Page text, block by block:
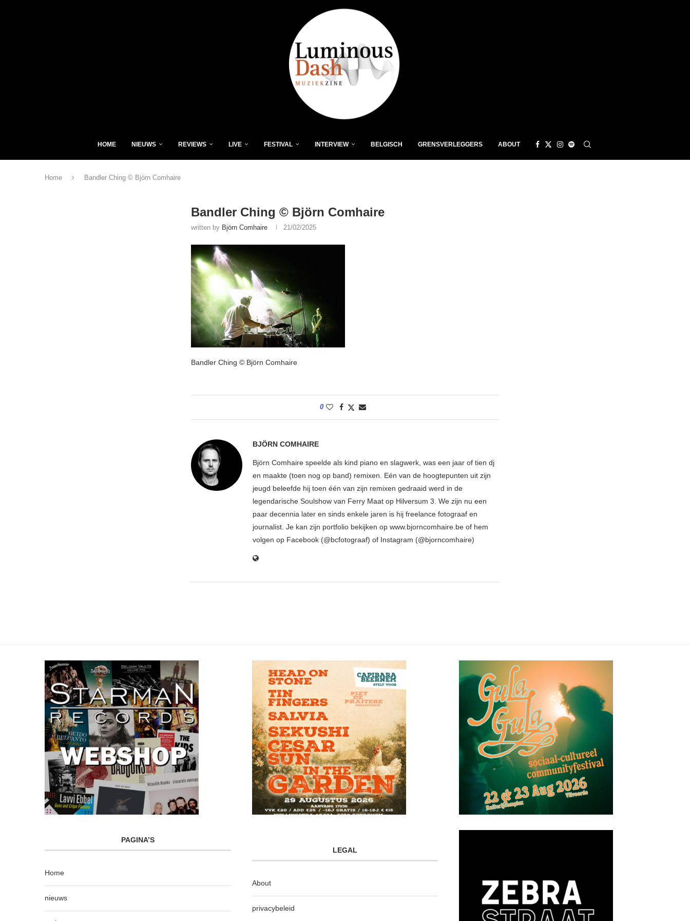
HOME NIEUWS REVIEWS LIVE FESTIVAL INTERVIEW BELGISCH GRENSVERLEGGERS ABOUT
Home Bandler Ching © Björn Comhaire
Bandler Ching © Björn Comhaire
written by Björn Comhaire 21/02/2025
Bandler Ching © Björn Comhaire
0
BJÖRN COMHAIRE
Björn Comhaire speelde als kind piano en slagwerk, was een jaar of tien dj
en maakte (toen nog op band) remixen. Eén van de hoogtepunten uit zijn
jeugd beleefde hij toen één van zijn remixen gedraaid werd in de
legendarische Soulshow van Ferry Maat op Hilversum 3. We zijn nu een
paar decennia later en sinds enkele jaren is hij freelance fotograaf en
journalist. Je kan zijn portfolio bekijken op www.bjorncomhaire.be of hem
volgen op Facebook (@bcfotograaf) of Instagram (@bjorncomhaire)
PAGINA’S
Home
nieuws
LEGAL
About
privacybeleid